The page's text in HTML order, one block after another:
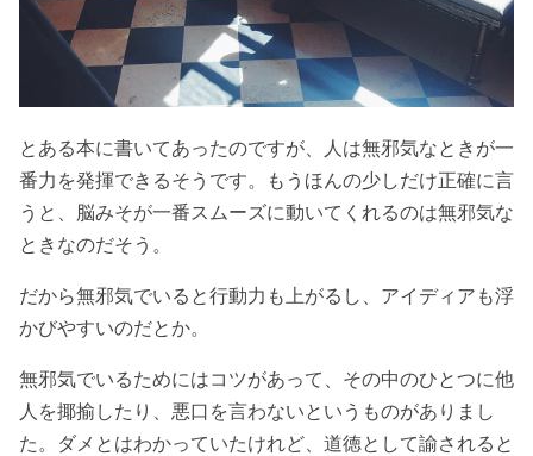
とある本に書いてあったのですが、人は無邪気なときが一
番力を発揮できるそうです。もうほんの少しだけ正確に言
うと、脳みそが一番スムーズに動いてくれるのは無邪気な
ときなのだそう。
だから無邪気でいると行動力も上がるし、アイディアも浮
かびやすいのだとか。
無邪気でいるためにはコツがあって、その中のひとつに他
人を揶揄したり、悪口を言わないというものがありまし
た。ダメとはわかっていたけれど、道徳として諭されると